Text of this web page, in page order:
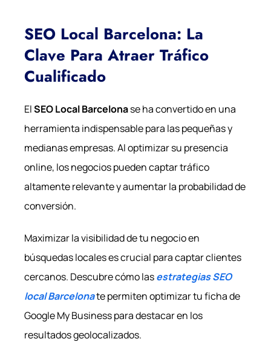
SEO Local Barcelona: La
Clave Para Atraer Tráfico
Cualificado
ElSEO Local Barcelonase ha convertido en una
herramienta indispensable para las pequeñas y
medianas empresas. Al optimizar su presencia
online, los negocios pueden captar tráfico
altamente relevante y aumentar la probabilidad de
conversión.
Maximizar la visibilidad de tu negocio en
búsquedas locales es crucial para captar clientes
cercanos. Descubre cómo lasestrategias SEO
local Barcelonate permiten optimizar tu ficha de
Google My Business para destacar en los
resultados geolocalizados.